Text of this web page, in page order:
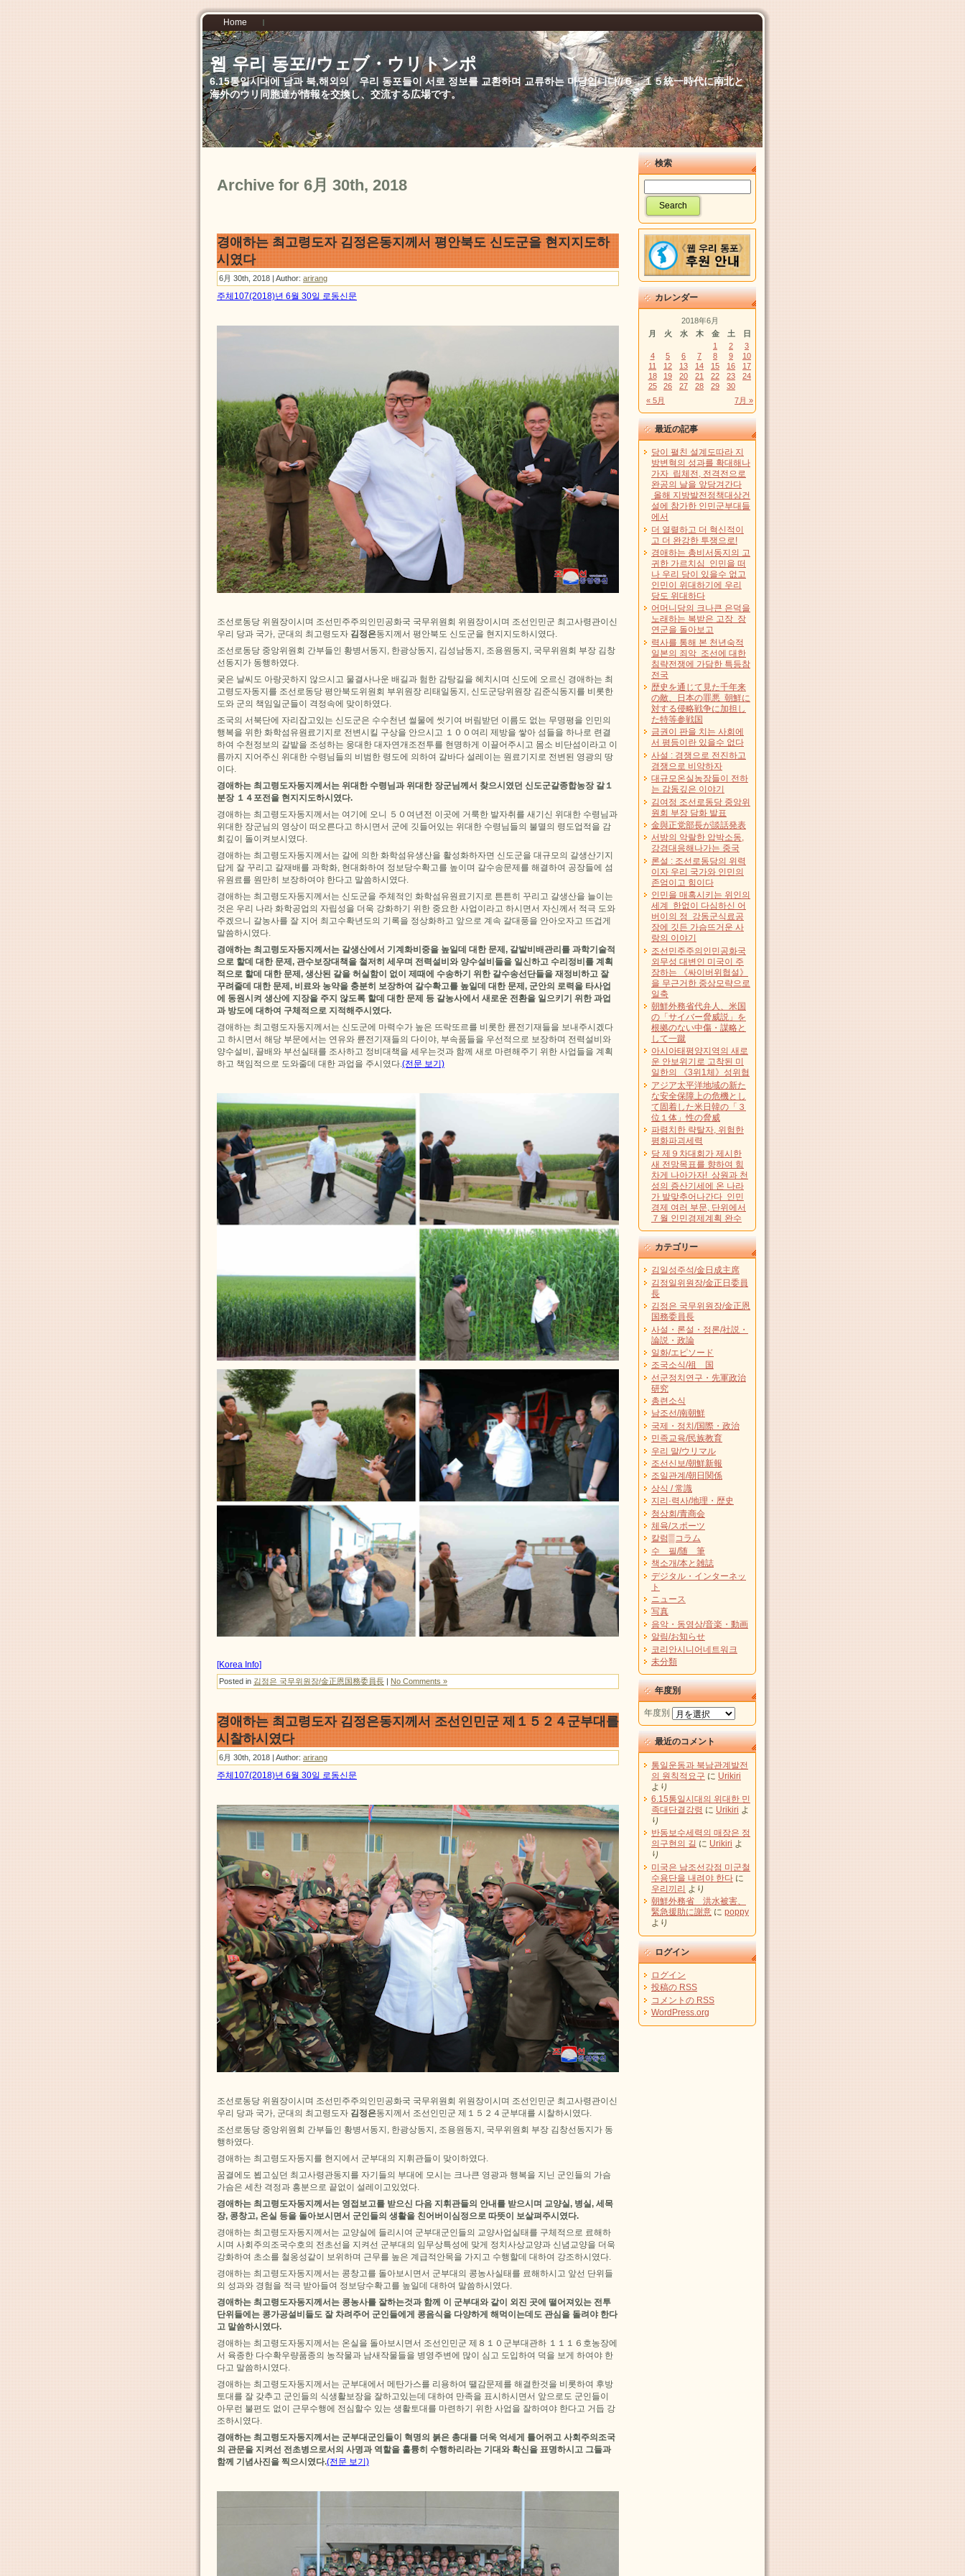
Home
웹 우리 동포//ウェブ・ウリトンポ
6.15통일시대에 남과 북,해외의 우리 동포들이 서로 정보를 교환하며 교류하는 마당입니다//６．１５統一時代に南北と
海外のウリ同胞達が情報を交換し、交流する広場です。
Archive for 6月 30th, 2018
경애하는 최고령도자 김정은동지께서 평안북도 신도군을 현지지도하
시였다
6月 30th, 2018 | Author: arirang
주체107(2018)년 6월 30일 로동신문
조선로동당 위원장이시며 조선민주주의인민공화국 국무위원회 위원장이시며 조선인민군 최고사령관이신
우리 당과 국가, 군대의 최고령도자 김정은동지께서 평안북도 신도군을 현지지도하시였다.
조선로동당 중앙위원회 간부들인 황병서동지, 한광상동지, 김성남동지, 조용원동지, 국무위원회 부장 김창
선동지가 동행하였다.
궂은 날씨도 아랑곳하지 않으시고 물결사나운 배길과 험한 감탕길을 헤치시며 신도에 오르신 경애하는 최
고령도자동지를 조선로동당 평안북도위원회 부위원장 리태일동지, 신도군당위원장 김준식동지를 비롯한
도와 군의 책임일군들이 격정속에 맞이하였다.
조국의 서북단에 자리잡고있는 신도군은 수수천년 썰물에 씻기여 버림받던 이름도 없는 무명평을 인민의
행복을 위한 화학섬유원료기지로 전변시킬 구상을 안으시고 １００여리 제방을 쌓아 섬들을 하나로 련결
하여 수천정보의 갈밭을 조성하는 웅대한 대자연개조전투를 현명하게 이끌어주시고 몸소 비단섬이라고 이
름까지 지어주신 위대한 수령님들의 비범한 령도에 의하여 갈바다 설레이는 원료기지로 전변된 영광의 땅
이다.
경애하는 최고령도자동지께서는 위대한 수령님과 위대한 장군님께서 찾으시였던 신도군갈종합농장 갈１
분장 １４포전을 현지지도하시였다.
경애하는 최고령도자동지께서는 여기에 오니 ５０여년전 이곳에 거룩한 발자취를 새기신 위대한 수령님과
위대한 장군님의 영상이 떠오른다고 하시면서 군에 깃들어있는 위대한 수령님들의 불멸의 령도업적을 감
회깊이 돌이켜보시였다.
경애하는 최고령도자동지께서는 갈에 의한 화학섬유생산을 활성화하자면 신도군을 대규모의 갈생산기지
답게 잘 꾸리고 갈재배를 과학화, 현대화하여 정보당수확고를 높이며 갈수송문제를 해결하여 공장들에 섬
유원료를 원만히 보장하여야 한다고 말씀하시였다.
경애하는 최고령도자동지께서는 신도군을 주체적인 화학섬유원료기지로 튼튼히 꾸리고 갈생산을 늘이는
것은 우리 나라 화학공업의 자립성을 더욱 강화하기 위한 중요한 사업이라고 하시면서 자신께서 적극 도와
주겠으니 갈농사를 잘 지어 최고수확년도의 기록을 정상화하고 앞으로 계속 갈대풍을 안아오자고 뜨겁게
말씀하시였다.
경애하는 최고령도자동지께서는 갈생산에서 기계화비중을 높일데 대한 문제, 갈밭비배관리를 과학기술적
으로 할데 대한 문제, 관수보장대책을 철저히 세우며 전력설비와 양수설비들을 일신하고 수리정비를 계획
적으로 할데 대한 문제, 생산된 갈을 허실함이 없이 제때에 수송하기 위한 갈수송선단들을 재정비하고 잘
꾸려줄데 대한 문제, 비료와 농약을 충분히 보장하여 갈수확고를 높일데 대한 문제, 군안의 로력을 타사업
에 동원시켜 생산에 지장을 주지 않도록 할데 대한 문제 등 갈농사에서 새로운 전환을 일으키기 위한 과업
과 방도에 대하여 구체적으로 지적해주시였다.
경애하는 최고령도자동지께서는 신도군에 마력수가 높은 뜨락또르를 비롯한 륜전기재들을 보내주시겠다
고 하시면서 해당 부문에서는 연유와 륜전기재들의 다이야, 부속품들을 우선적으로 보장하며 전력설비와
양수설비, 끌배와 부선실태를 조사하고 정비대책을 세우는것과 함께 새로 마련해주기 위한 사업들을 계획
하고 책임적으로 도와줄데 대한 과업을 주시였다. (전문 보기)
[Korea Info]
Posted in 김정은 국무위원장/金正恩国務委員長 | No Comments »
경애하는 최고령도자 김정은동지께서 조선인민군 제１５２４군부대를
시찰하시였다
6月 30th, 2018 | Author: arirang
주체107(2018)년 6월 30일 로동신문
조선로동당 위원장이시며 조선민주주의인민공화국 국무위원회 위원장이시며 조선인민군 최고사령관이신
우리 당과 국가, 군대의 최고령도자 김정은동지께서 조선인민군 제１５２４군부대를 시찰하시였다.
조선로동당 중앙위원회 간부들인 황병서동지, 한광상동지, 조용원동지, 국무위원회 부장 김창선동지가 동
행하였다.
경애하는 최고령도자동지를 현지에서 군부대의 지휘관들이 맞이하였다.
꿈결에도 뵙고싶던 최고사령관동지를 자기들의 부대에 모시는 크나큰 영광과 행복을 지닌 군인들의 가슴
가슴은 세찬 격정과 흥분으로 끝없이 설레이고있었다.
경애하는 최고령도자동지께서는 영접보고를 받으신 다음 지휘관들의 안내를 받으시며 교양실, 병실, 세목
장, 콩창고, 온실 등을 돌아보시면서 군인들의 생활을 친어버이심정으로 따뜻이 보살펴주시였다.
경애하는 최고령도자동지께서는 교양실에 들리시여 군부대군인들의 교양사업실태를 구체적으로 료해하
시며 사회주의조국수호의 전초선을 지켜선 군부대의 임무상특성에 맞게 정치사상교양과 신념교양을 더욱
강화하여 초소를 철옹성같이 보위하며 근무를 높은 계급적안목을 가지고 수행할데 대하여 강조하시였다.
경애하는 최고령도자동지께서는 콩창고를 돌아보시면서 군부대의 콩농사실태를 료해하시고 앞선 단위들
의 성과와 경험을 적극 받아들여 정보당수확고를 높일데 대하여 말씀하시였다.
경애하는 최고령도자동지께서는 콩농사를 잘하는것과 함께 이 군부대와 같이 외진 곳에 떨어져있는 전투
단위들에는 콩가공설비들도 잘 차려주어 군인들에게 콩음식을 다양하게 해먹이는데도 관심을 돌려야 한다
고 말씀하시였다.
경애하는 최고령도자동지께서는 온실을 돌아보시면서 조선인민군 제８１０군부대관하 １１１６호농장에
서 육종한 다수확우량품종의 농작물과 남새작물들을 병영주변에 많이 심고 도입하여 덕을 보게 하여야 한
다고 말씀하시였다.
경애하는 최고령도자동지께서는 군부대에서 메탄가스를 리용하여 땔감문제를 해결한것을 비롯하여 후방
토대를 잘 갖추고 군인들의 식생활보장을 잘하고있는데 대하여 만족을 표시하시면서 앞으로도 군인들이
아무런 불편도 없이 근무수행에 전심할수 있는 생활토대를 마련하기 위한 사업을 잘하여야 한다고 거듭 강
조하시였다.
경애하는 최고령도자동지께서는 군부대군인들이 혁명의 붉은 총대를 더욱 억세게 틀어쥐고 사회주의조국
의 관문을 지켜선 전초병으로서의 사명과 역할을 훌륭히 수행하리라는 기대와 확신을 표명하시고 그들과
함께 기념사진을 찍으시였다.(전문 보기)
検索
カレンダー
2018年6月
月
火 水 木 金 土 日
« 5月 7月 »
1 2
3
4
5 6 7 8 9
10
11
12 13 14 15 16
17
18
19 20 21 22 23
24
25
26 27 28 29 30
最近の記事
당이 펼친 설계도따라 지
방변혁의 성과를 확대해나
가자 립체전, 전격전으로
완공의 날을 앞당겨간다
올해 지방발전정책대상건
설에 참가한 인민군부대들
에서
더 열렬하고 더 혁신적이
고 더 완강한 투쟁으로!
경애하는 총비서동지의 고
귀한 가르치심 인민을 떠
나 우리 당이 있을수 없고
인민이 위대하기에 우리
당도 위대하다
어머니당의 크나큰 은덕을
노래하는 복받은 고장 장
연군을 돌아보고
력사를 통해 본 천년숙적
일본의 죄악 조선에 대한
침략전쟁에 가담한 특등참
전국
歴史を通じて見た千年来
の敵、日本の罪悪 朝鮮に
対する侵略戦争に加担し
た特等参戦国
금권이 판을 치는 사회에
서 평등이란 있을수 없다
사설 : 경쟁으로 전진하고
경쟁으로 비약하자
대규모온실농장들이 전하
는 감동깊은 이야기
김여정 조선로동당 중앙위
원회 부장 담화 발표
金與正党部長が談話発表
서방의 악랄한 압박소동,
강경대응해나가는 중국
론설 : 조선로동당의 위력
이자 우리 국가와 인민의
존엄이고 힘이다
인민을 매혹시키는 위인의
세계 한없이 다심하신 어
버이의 정 강동군식료공
장에 깃든 가슴뜨거운 사
랑의 이야기
조선민주주의인민공화국
외무성 대변인 미국이 주
장하는 《싸이버위협설》
을 무근거한 중상모략으로
일축
朝鮮外務省代弁人、米国
の「サイバー脅威説」を
根拠のない中傷・謀略と
して一蹴
아시아태평양지역의 새로
운 안보위기로 고착된 미
일한의 《3위1체》성위협
アジア太平洋地域の新た
な安全保障上の危機とし
て固着した米日韓の「３
位１体」性の脅威
파렴치한 략탈자, 위험한
평화파괴세력
당 제９차대회가 제시한
새 전망목표를 향하여 힘
차게 나아가자! 상원과 천
성의 증산기세에 온 나라
가 발맞추어나간다 인민
경제 여러 부문, 단위에서
７월 인민경제계획 완수
カテゴリー
김일성주석/金日成主席
김정일위원장/金正日委員
長
김정은 국무위원장/金正恩
国務委員長
사설・론설・정론/社説・
論説・政論
일화/エピソード
조국소식/祖 国
선군정치연구・先軍政治
研究
총련소식
남조선/南朝鮮
국제・정치/国際・政治
민족교육/民族教育
우리 말/ウリマル
조선신보/朝鮮新報
조일관계/朝日関係
상식 / 常識
지리·력사/地理・歴史
청상회/青商会
체육/スポーツ
칼럼▒コラム
수 필/随 筆
책소개/本と雑誌
デジタル・インターネッ
ト
ニュース
写真
음악・동영상/音楽・動画
알림/お知らせ
코리안시니어네트워크
未分類
年度別
年度別
最近のコメント
통일운동과 북남관계발전
의 원칙적요구 に Urikiri
より
6.15통일시대의 위대한 민
족대단결강령 に Urikiri よ
り
반동보수세력의 매장은 정
의구현의 길 に Urikiri よ
り
미국은 남조선강점 미군철
수용단을 내려야 한다 に
우리끼리 より
朝鮮外務省 洪水被害、
緊急援助に謝意 に poppy
より
ログイン
ログイン
投稿の RSS
コメントの RSS
WordPress.org